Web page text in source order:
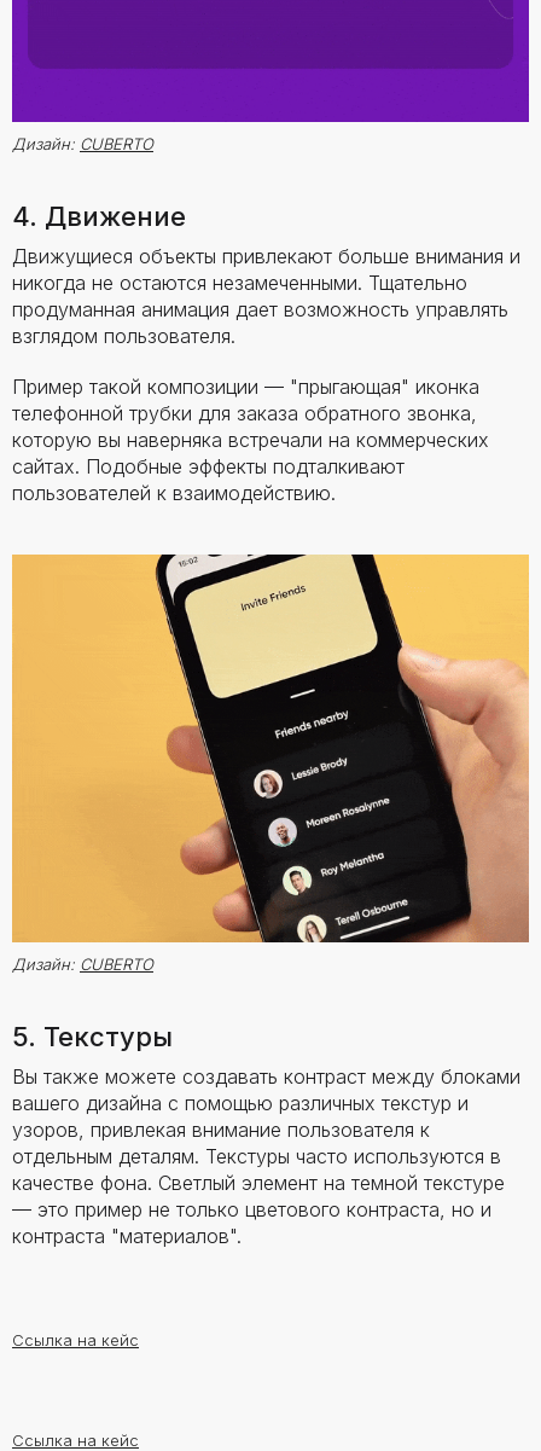
Дизайн: CUBERTO
4. Движение
Движущиеся объекты привлекают больше внимания и
никогда не остаются незамеченными. Тщательно
продуманная анимация дает возможность управлять
взглядом пользователя.
Пример такой композиции — "прыгающая" иконка
телефонной трубки для заказа обратного звонка,
которую вы наверняка встречали на коммерческих
сайтах. Подобные эффекты подталкивают
пользователей к взаимодействию.
Дизайн: CUBERTO
5. Текстуры
Вы также можете создавать контраст между блоками
вашего дизайна с помощью различных текстур и
узоров, привлекая внимание пользователя к
отдельным деталям. Текстуры часто используются в
качестве фона. Светлый элемент на темной текстуре
— это пример не только цветового контраста, но и
контраста "материалов".
Ссылка на кейс
Ссылка на кейс